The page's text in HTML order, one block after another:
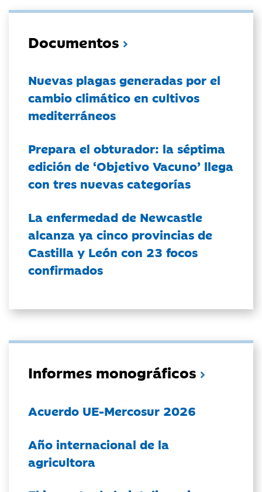
Documentos
Nuevas plagas generadas por el
cambio climático en cultivos
mediterráneos
Prepara el obturador: la séptima
edición de ‘Objetivo Vacuno’ llega
con tres nuevas categorías
La enfermedad de Newcastle
alcanza ya cinco provincias de
Castilla y León con 23 focos
confirmados
Informes monográficos
Acuerdo UE-Mercosur 2026
Año internacional de la
agricultora